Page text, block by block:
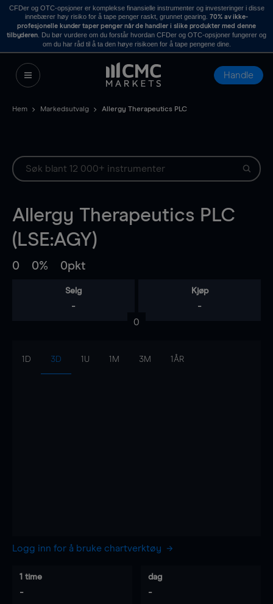
CFDer og OTC-opsjoner er komplekse finansielle instrumenter og investeringer i disse
innebærer høy risiko for å tape penger raskt, grunnet gearing. 70% av ikke-
profesjonelle kunder taper penger når de handler i slike produkter med denne
tilbyderen . Du bør vurdere om du forstår hvordan CFDer og OTC-opsjoner fungerer og
om du har råd til å ta den høye risikoen for å tape pengene dine.
Handle
Hem Markedsutvalg Allergy Therapeutics PLC
Allergy Therapeutics PLC
(LSE:AGY)
0 0% 0pkt
Selg
-
Kjøp
-
0
1D 3D 1U 1M 3M 1ÅR
Logg inn for å bruke chartverktøy
1 time
-
dag
-